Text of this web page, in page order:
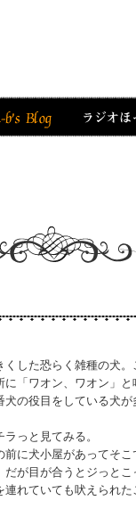
した恐らく雑種の犬
「ワオン、ワオン」
の役目をしている犬
っと見てみる。
に犬小屋があってそ
が目が合うとジっと
れていても吠えられ